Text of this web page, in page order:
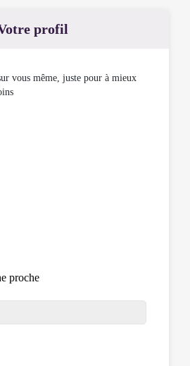
profil
vous même, juste pour à mieux
proche